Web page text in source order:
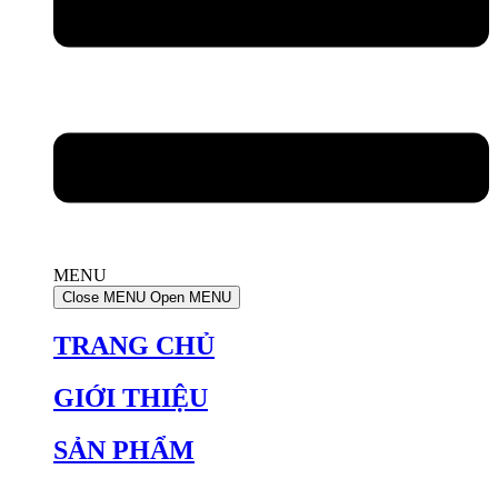
MENU
Close MENU Open MENU
TRANG CHỦ
GIỚI THIỆU
SẢN PHẨM